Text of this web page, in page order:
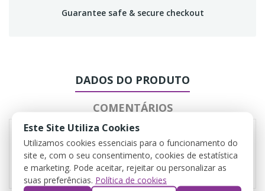
Guarantee safe & secure checkout
DADOS DO PRODUTO
COMENTÁRIOS
Referência 4476
Este Site Utiliza Cookies
Utilizamos cookies essenciais para o funcionamento do
site e, com o seu consentimento, cookies de estatística
e marketing. Pode aceitar, rejeitar ou personalizar as
suas preferências. Política de cookies